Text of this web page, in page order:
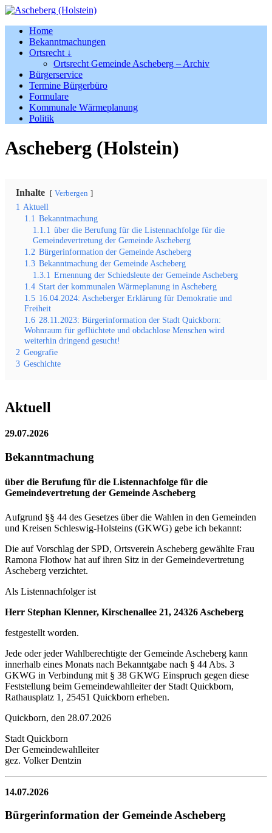
Home
Bekanntmachungen
Ortsrecht ↓
Ortsrecht Gemeinde Ascheberg – Archiv
Bürgerservice
Termine Bürgerbüro
Formulare
Kommunale Wärmeplanung
Politik
Ascheberg (Holstein)
Inhalte Verbergen
1 Aktuell
1.1 Bekanntmachung
1.1.1 über die Berufung für die Listennachfolge für die
Gemeindevertretung der Gemeinde Ascheberg
1.2 Bürgerinformation der Gemeinde Ascheberg
1.3 Bekanntmachung der Gemeinde Ascheberg
1.3.1 Ernennung der Schiedsleute der Gemeinde Ascheberg
1.4 Start der kommunalen Wärmeplanung in Ascheberg
1.5 16.04.2024: Ascheberger Erklärung für Demokratie und
Freiheit
1.6 28.11.2023: Bürgerinformation der Stadt Quickborn:
Wohnraum für geflüchtete und obdachlose Menschen wird
weiterhin dringend gesucht!
2 Geografie
3 Geschichte
Aktuell
29.07.2026
Bekanntmachung
über die Berufung für die Listennachfolge für die
Gemeindevertretung der Gemeinde Ascheberg
Aufgrund §§ 44 des Gesetzes über die Wahlen in den Gemeinden
und Kreisen Schleswig-Holsteins (GKWG) gebe ich bekannt:
Die auf Vorschlag der SPD, Ortsverein Ascheberg gewählte Frau
Ramona Flothow hat auf ihren Sitz in der Gemeindevertretung
Ascheberg verzichtet.
Als Listennachfolger ist
Herr Stephan Klenner, Kirschenallee 21, 24326 Ascheberg
festgestellt worden.
Jede oder jeder Wahlberechtigte der Gemeinde Ascheberg kann
innerhalb eines Monats nach Bekanntgabe nach § 44 Abs. 3
GKWG in Verbindung mit § 38 GKWG Einspruch gegen diese
Feststellung beim Gemeindewahlleiter der Stadt Quickborn,
Rathausplatz 1, 25451 Quickborn erheben.
Quickborn, den 28.07.2026
Stadt Quickborn
Der Gemeindewahlleiter
gez. Volker Dentzin
14.07.2026
Bürgerinformation der Gemeinde Ascheberg